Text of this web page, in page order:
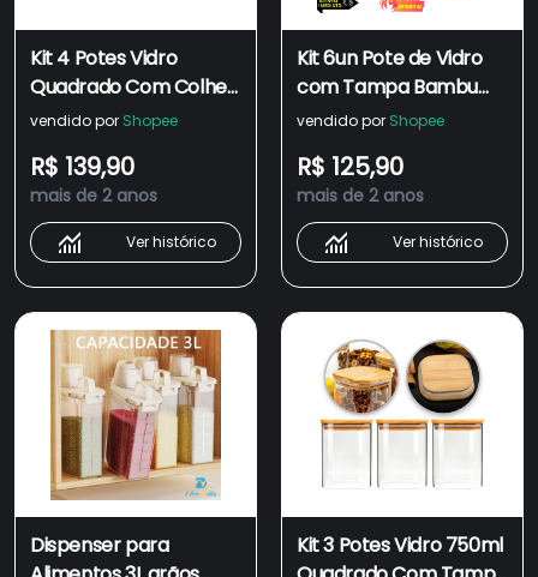
Kit 4 Potes Vidro
Quadrado Com Colher
Tampa De Bambu
1300ml porta
Temperos
mantimentos jogo
para cozinha c/ pote
herméticos hermetico
550 750 1000 1300 ml
pequeno grande
madeira mantimento
café açucar tapioca
vendido por Shopee
R$ 139,90
mais de 2 anos
Ver histórico
Kit 6un Pote de Vidro
com Tampa Bambu
Hermético 550ml
Biscoito Organizador
Alimentos Cozinha
vendido por Shopee
R$ 125,90
mais de 2 anos
Ver histórico
Dispenser para
Kit 3 Potes Vidro 750ml